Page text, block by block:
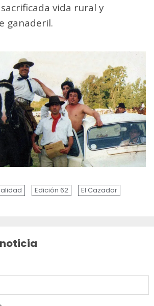
vida rural y
ganaderil.
Edición 62 El Cazador